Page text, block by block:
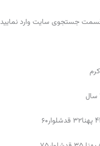
جستجوی سایت وارد نمایید